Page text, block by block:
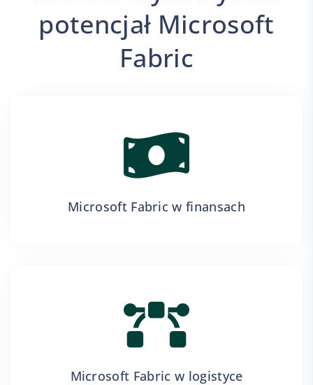
potencjał Microsoft
Fabric
Microsoft Fabric w finansach
Microsoft Fabric w logistyce